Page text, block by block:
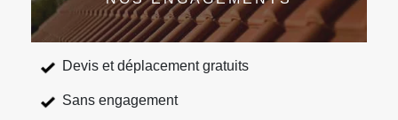
Devis et déplacement gratuits
Sans engagement